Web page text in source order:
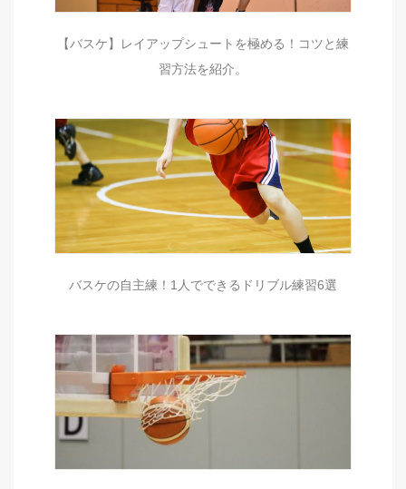
【バスケ】レイアップシュートを極める！コツと練
習方法を紹介。
バスケの自主練！1人でできるドリブル練習6選